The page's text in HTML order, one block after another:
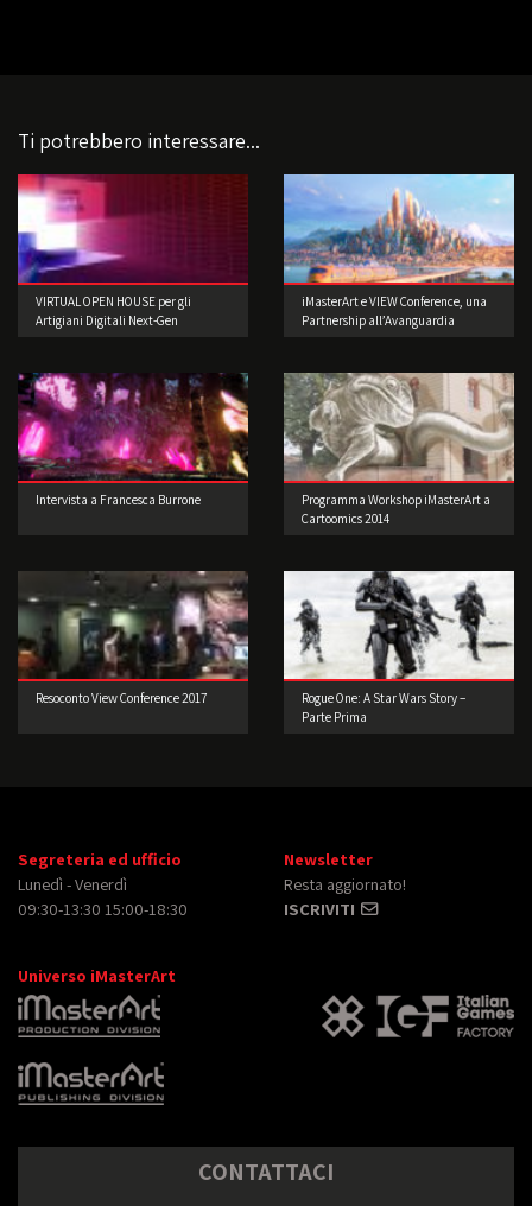
Ti potrebbero interessare...
VIRTUAL OPEN HOUSE per gli
Artigiani Digitali Next-Gen
iMasterArt e VIEW Conference, una
Partnership all’Avanguardia
Intervista a Francesca Burrone
Programma Workshop iMasterArt a
Cartoomics 2014
Resoconto View Conference 2017
Rogue One: A Star Wars Story –
Parte Prima
Segreteria ed ufficio
Lunedì - Venerdì
09:30-13:30 15:00-18:30
Newsletter
Resta aggiornato!
ISCRIVITI
Universo iMasterArt
CONTATTACI